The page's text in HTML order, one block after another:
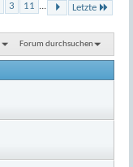
3 11 ... Letzte
Forum durchsuchen